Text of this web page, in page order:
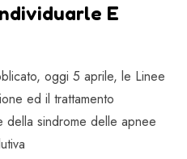
E
oggi 5 aprile, le Linee
ed il trattamento
della sindrome delle apnee